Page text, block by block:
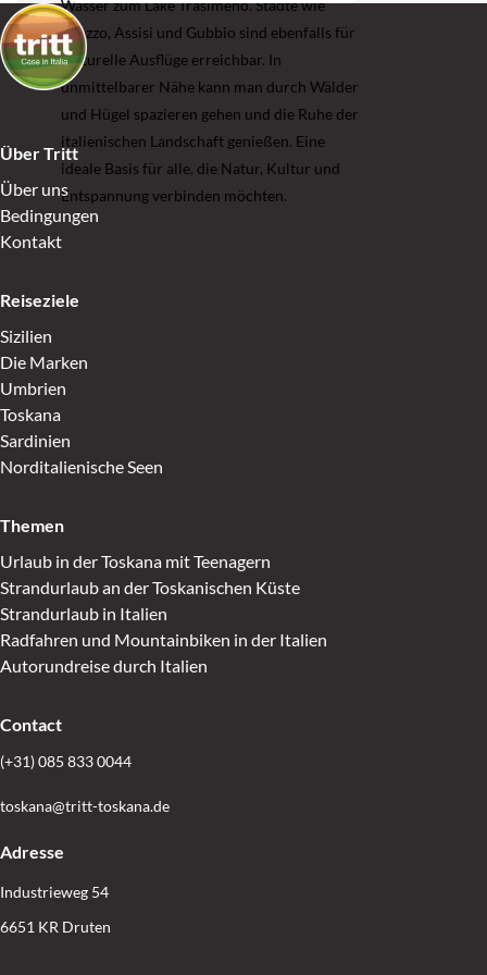
Wasser zum Lake Trasimeno. Städte wie
Arezzo, Assisi und Gubbio sind ebenfalls für
kulturelle Ausflüge erreichbar. In
unmittelbarer Nähe kann man durch Wälder
und Hügel spazieren gehen und die Ruhe der
italienischen Landschaft genießen. Eine
ideale Basis für alle, die Natur, Kultur und
Entspannung verbinden möchten.
Über Tritt
Über uns
Bedingungen
Kontakt
Reiseziele
Sizilien
Die Marken
Umbrien
Toskana
Sardinien
Norditalienische Seen
Themen
Urlaub in der Toskana mit Teenagern
Strandurlaub an der Toskanischen Küste
Strandurlaub in Italien
Radfahren und Mountainbiken in der Italien
Autorundreise durch Italien
Contact
(+31) 085 833 0044
toskana@tritt-toskana.de
Adresse
Industrieweg 54
6651 KR Druten